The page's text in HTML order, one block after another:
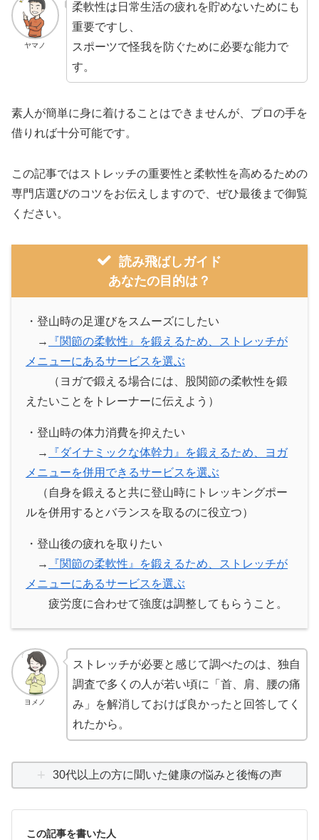
ヤマノ
柔軟性は日常生活の疲れを貯めないためにも
重要ですし、
スポーツで怪我を防ぐために必要な能力で
す。
素人が簡単に身に着けることはできませんが、プロの手を
借りれば十分可能です。
この記事ではストレッチの重要性と柔軟性を高めるための
専門店選びのコツをお伝えしますので、ぜひ最後まで御覧
ください。
読み飛ばしガイド
あなたの目的は？
・登山時の足運びをスムーズにしたい
→
『関節の柔軟性』を鍛えるため、ストレッチが
メニューにあるサービスを選ぶ
（ヨガで鍛える場合には、股関節の柔軟性を鍛
えたいことをトレーナーに伝えよう）
・登山時の体力消費を抑えたい
→
『ダイナミックな体幹力』を鍛えるため、ヨガ
メニューを併用できるサービスを選ぶ
（自身を鍛えると共に登山時にトレッキングポー
ルを併用するとバランスを取るのに役立つ）
・登山後の疲れを取りたい
→
『関節の柔軟性』を鍛えるため、ストレッチが
メニューにあるサービスを選ぶ
疲労度に合わせて強度は調整してもらうこと。
ヨメノ
ストレッチが必要と感じて調べたのは、独自
調査で多くの人が若い頃に「首、肩、腰の痛
み」を解消しておけば良かったと回答してく
れたから。
30代以上の方に聞いた健康の悩みと後悔の声
この記事を書いた人